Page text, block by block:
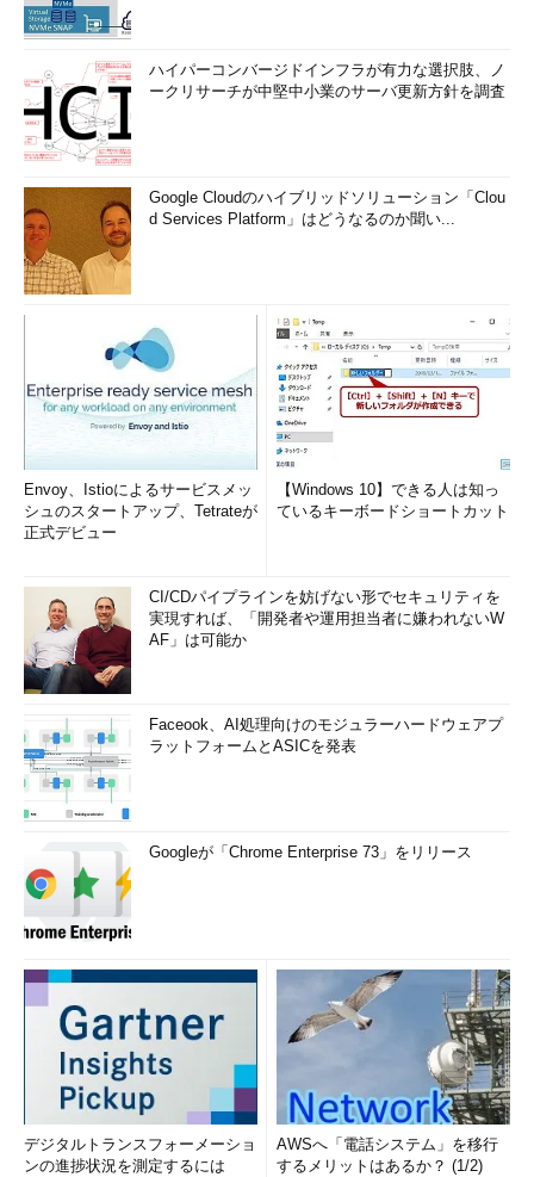
エンドユーザーにとってのVDIのサービス窓口「V
DIポータル（RD Webアクセス）」
VDIによる仮想マシンやアプリケーションを利用す
るには、クライアント・マシンのWebブラウザで
をクリックする。
Windows 7やWindows XPなど、プール化された仮想デスクト
スする機能、そして直接アプリケーションを呼び出す機能も、こ
のWebサイトから利用できる。
クライアント・マシンからVDIポータルを介して仮
想マシンに接続した例
Windows 7のクライアント・マシンからVDIポー
上で動作しているWindows XP仮想マシンに接続
して利用している。
（1）Internet ExplorerでVDIポータルのページ
を表示したところ。アイコンをクリックすれば、
その機能が利用できるという単純な仕組みだ。
想マシンに接続できる。
（3） （2） によって表示されたWindows XP仮
想マシンのデスクトップ画面。
エンドユーザーに提供されるVDIの機能やサービスと、それを
裏方として支えるVDIシステムの姿がイメージできただろうか。
最後に、Windows Server 2008 R2のVDIを利用する際の、仮
想デスクトップとクライアントそれぞれの要件を以下に記す。
■VDI上の仮想デスクトップ（接続される側）
ハイパーコンバージドインフラが有力な選択肢、ノ
ークリサーチが中堅中小業のサーバ更新方針を調査
Google Cloudのハイブリッドソリューション「Clou
d Services Platform」はどうなるのか聞い...
Envoy、Istioによるサービスメッ
シュのスタートアップ、Tetrateが
正式デビュー
【Windows 10】できる人は知っ
ているキーボードショートカット
CI/CDパイプラインを妨げない形でセキュリティを
実現すれば、「開発者や運用担当者に嫌われないW
AF」は可能か
Faceook、AI処理向けのモジュラーハードウェアプ
ラットフォームとASICを発表
Googleが「Chrome Enterprise 73」をリリース
デジタルトランスフォーメーショ
ンの進捗状況を測定するには
AWSへ「電話システム」を移行
するメリットはあるか？ (1/2)